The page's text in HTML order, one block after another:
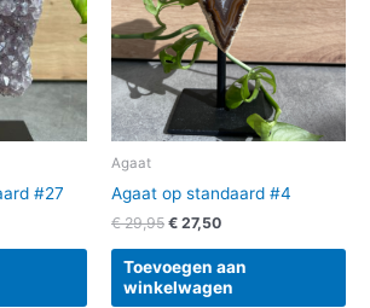
#27
Agaat
Agaat op standaard #4
€29,95 € 27,50
Toevoegen aan
winkelwagen